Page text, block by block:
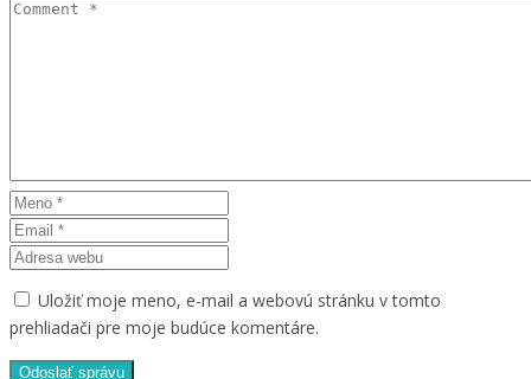
Uložiť moje meno, e-mail a webovú stránku v tomto
prehliadači pre moje budúce komentáre.